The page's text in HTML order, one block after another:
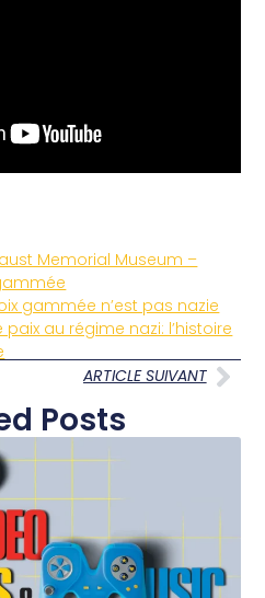
Memorial Museum –
gammée n’est pas nazie
paix au régime nazi: l’histoire
ARTICLE SUIVANT
Posts